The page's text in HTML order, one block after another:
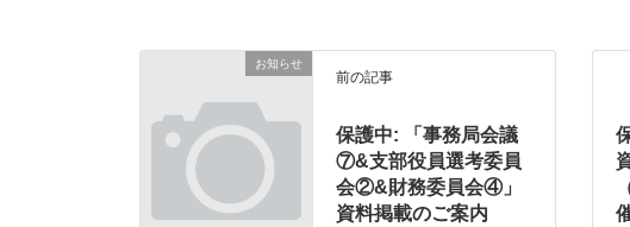
お知らせ
前の記事
保護中: 「事務局会議
⑦&支部役員選考委員
会②&財務委員会④」
資料掲載のご案内